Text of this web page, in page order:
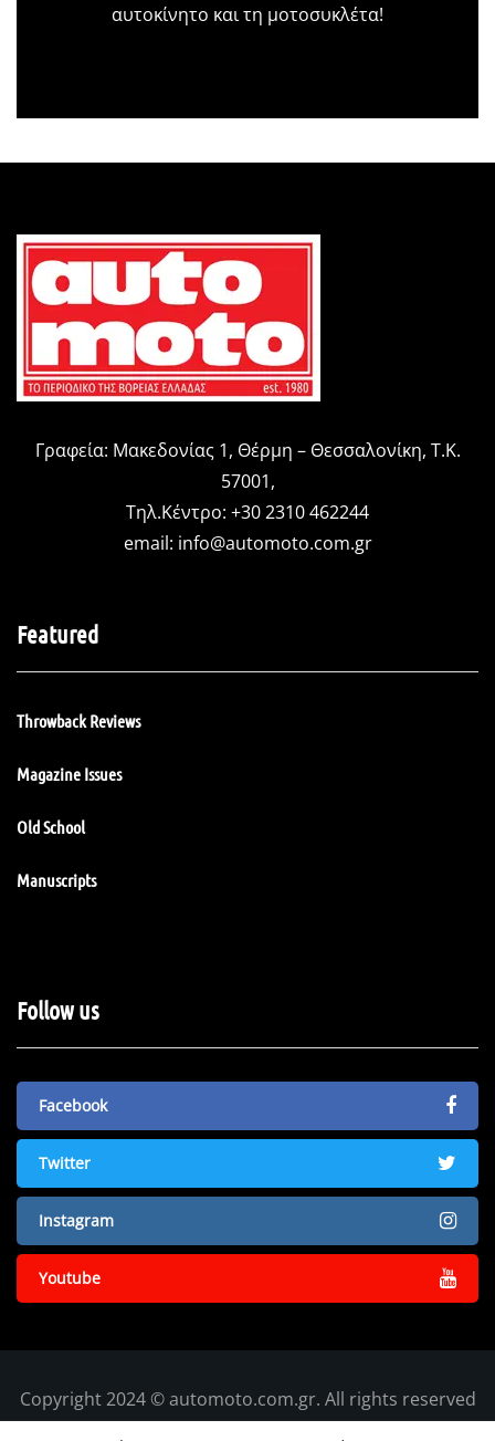
αυτοκίνητο και τη μοτοσυκλέτα!
Γραφεία: Μακεδονίας 1, Θέρμη – Θεσσαλονίκη, Τ.Κ.
57001,
Τηλ.Κέντρο: +30 2310 462244
email: info@automoto.com.gr
Featured
Throwback Reviews
Magazine Issues
Old School
Manuscripts
Follow us
Facebook
Twitter
Instagram
Youtube
Copyright 2024 © automoto.com.gr. All rights reserved